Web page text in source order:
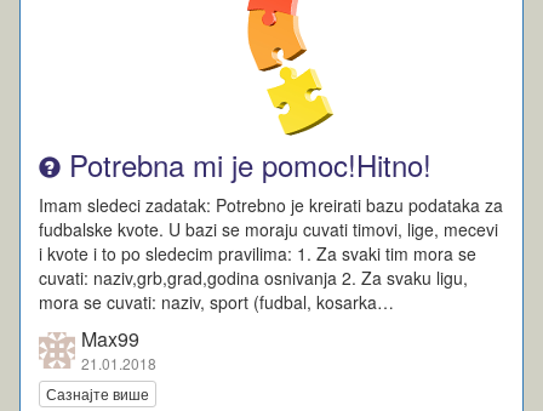
Potrebna mi je pomoc!Hitno!
Imam sledeci zadatak: Potrebno je kreirati bazu podataka za
fudbalske kvote. U bazi se moraju cuvati timovi, lige, mecevi
i kvote i to po sledecim pravilima: 1. Za svaki tim mora se
cuvati: naziv,grb,grad,godina osnivanja 2. Za svaku ligu,
mora se cuvati: naziv, sport (fudbal, kosarka…
Max99
21.01.2018
Сазнајте више